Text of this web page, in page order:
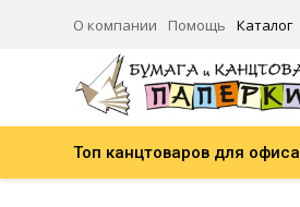
О компании Помощь Каталог
Топ канцтоваров для офиса